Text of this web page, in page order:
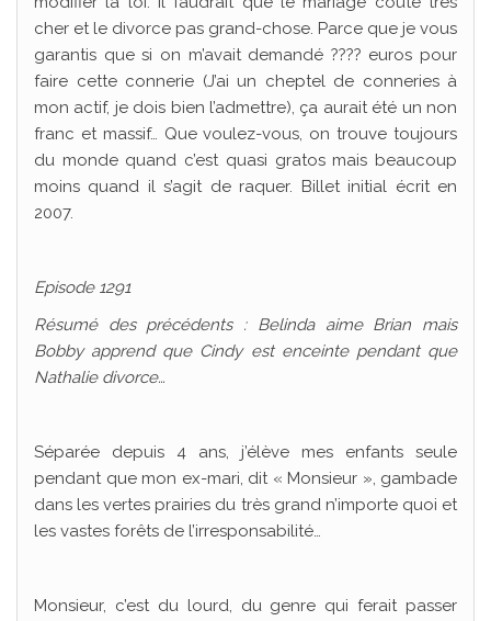
cher et le divorce pas grand-chose. Parce que je vous
garantis que si on m’avait demandé ???? euros pour
faire cette connerie (J’ai un cheptel de conneries à
mon actif, je dois bien l’admettre), ça aurait été un non
franc et massif… Que voulez-vous, on trouve toujours
du monde quand c’est quasi gratos mais beaucoup
moins quand il s’agit de raquer. Billet initial écrit en
2007.
Episode 1291
Résumé des précédents : Belinda aime Brian mais
Bobby apprend que Cindy est enceinte pendant que
Nathalie divorce…
Séparée depuis 4 ans, j’élève mes enfants seule
pendant que mon ex-mari, dit « Monsieur », gambade
dans les vertes prairies du très grand n’importe quoi et
les vastes forêts de l’irresponsabilité…
Monsieur, c’est du lourd, du genre qui ferait passer